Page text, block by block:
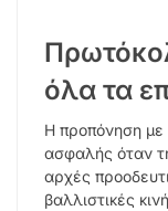
όλα τα
Η προπόνηση με
ασφαλής όταν
αρχές
βαλλιστικές